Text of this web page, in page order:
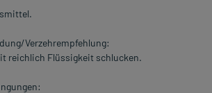
Verzehrempfehlung:
reichlich Flüssigkeit schlucken.